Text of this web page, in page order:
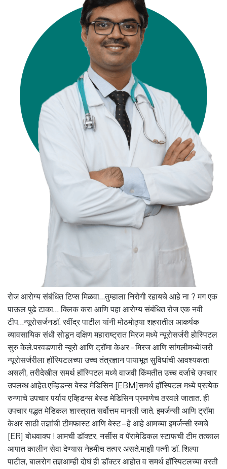
रोज आरोग्य संबंधित टिप्स मिळवा…तुम्हाला निरोगी रहायचे आहे ना ? मग एक
पाऊल पुढे टाका… क्लिक करा आणि पहा आरोग्य संबंधित रोज एक नवी
टीप…न्यूरोसर्जनडॉ. रवींद्र पाटील यांनी मोठमोठ्या शहरातील आकर्षक
व्यावसायिक संधी सोडून दक्षिण महाराष्ट्रात मिरज मध्ये न्यूरोसर्जरी होस्पिटल
सुरु केले.परवडणारी न्यूरो आणि ट्रॉमा केअर – मिरज आणि सांगलीमध्ये!जरी
न्यूरोसर्जरीला हॉस्पिटलच्या उच्च तंत्रज्ञान पायाभूत सुविधांची आवश्यकता
असली, तरीदेखील समर्थ हॉस्पिटल मध्ये वाजवी किंमतीत उच्च दर्जाचे उपचार
उपलब्ध आहेत.एव्हिडन्स बेस्ड मेडिसिन [EBM]समर्थ हॉस्पिटल मध्ये प्रत्येक
रुग्णाचे उपचार पर्याय एव्हिडन्स बेस्ड मेडिसिन प्रमाणेच ठरवले जातात. ही
उपचार पद्धत मेडिकल शास्त्रात सर्वोत्तम मानली जाते. इमर्जन्सी आणि ट्रॉमा
केअर साठी तज्ञांची टीमफास्ट आणि बेस्ट – हे आहे आमच्या इमर्जन्सी रुमचे
[ER] बोधवाक्य ! आमची डॉक्टर, नर्सीस व पॅरामेडिकल स्टाफची टीम तत्काल
आपात कालीन सेवा देण्यास नेहमीच तत्पर असते.माझी पत्नी डॉ. शिल्पा
पाटील, बालरोग तज्ञआम्ही दोघं ही डॉक्टर आहोत व समर्थ हॉस्पिटलच्या वरती